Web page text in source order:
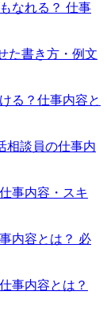
なれる？ 仕事
た書き方・例文
る？仕事内容と
相談員の仕事内
事内容・スキ
内容とは？ 必
事内容とは？